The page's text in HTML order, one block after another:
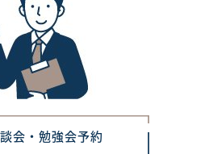
会・勉強会予約